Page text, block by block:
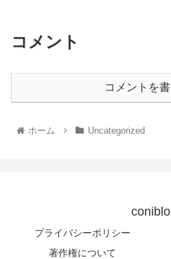
コメント
コメントを
ホーム Uncategorized
プライバシーポリシー
著作権について